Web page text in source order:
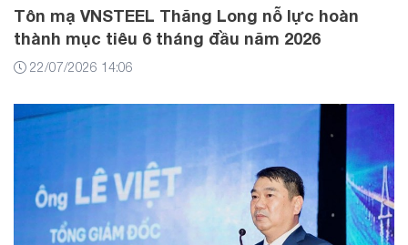
Tôn mạ VNSTEEL Thăng Long nỗ lực hoàn
thành mục tiêu 6 tháng đầu năm 2026
22/07/2026 14:06